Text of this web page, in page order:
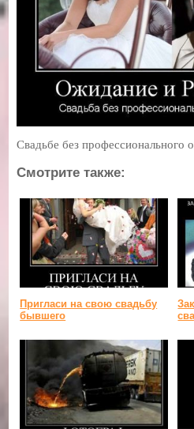
Свадьбе без профессионального
Смотрите также:
Пригласи на свою свадьбу
бывшего